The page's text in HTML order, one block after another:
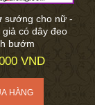
sướng cho nữ -
có dây đeo
bướm
VND